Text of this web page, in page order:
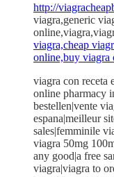
http://
viagra,generic
viagra,cheap
online,buy viagra
viagra con receta
online pharmacy
bestellen|vente
espana|meilleur
sales|femminile
viagra 50mg
any good|a free
viagra|viagra to